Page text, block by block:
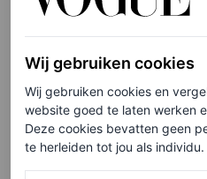
Something Beautiful: The Film
Daarvan geeft ze alvast een
je hieronder bekijkt. Cyrus
Thierry Mugler Couture,
McQueen en Alaïa.
Wij gebruiken cookies
Wij gebruiken cookies en
website goed te laten werken
Deze cookies bevatten geen
te herleiden tot jou als individu.